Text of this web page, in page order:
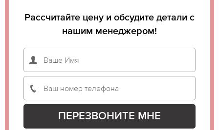
Рассчитайте цену и обсудите детали с
нашим менеджером!